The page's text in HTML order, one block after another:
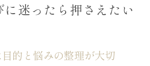
に迷ったら押さえたい
的と悩みの整理が大切